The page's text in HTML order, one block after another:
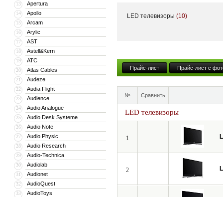
13 Apertura
14 Apollo
15 Arcam
16 Arylic
17 AST
18 Astell&Kern
19 ATC
20 Atlas Cables
21 Audeze
22 Audia Flight
23 Audience
24 Audio Analogue
25 Audio Desk Systeme
26 Audio Note
27 Audio Physic
28 Audio Research
29 Audio-Technica
30 Audiolab
31 Audionet
32 AudioQuest
33 AudioToys
Всю свою более чем 90-летнюю
расположены в городе Кронах
специализированном предприятии
Германии».
Loewe находит партнеров,
процесс производства, проверяя
LED телевизоры (10)
Прайс-лист Прайс-лист с
№ Сравнить
LED телевизоры
1
2